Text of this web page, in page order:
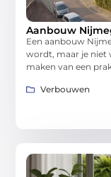
Aanbouw
Een aanbouw
wordt, maar je niet
maken van een
Verbouwen